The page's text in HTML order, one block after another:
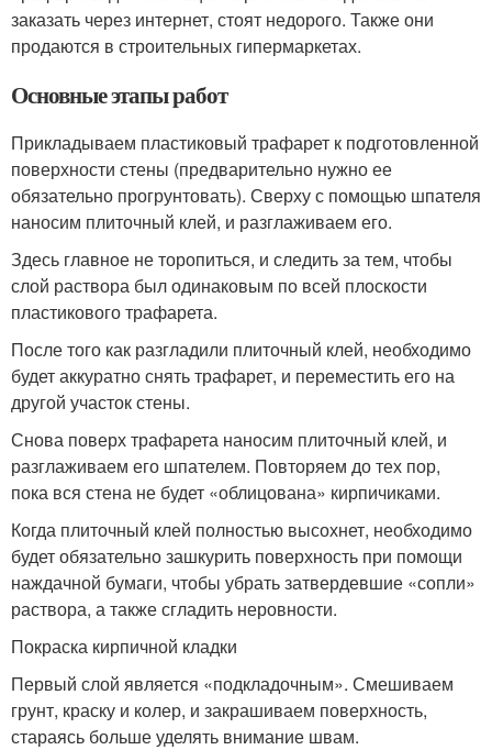
заказать через интернет, стоят недорого. Также они
продаются в строительных гипермаркетах.
Основные этапы работ
Прикладываем пластиковый трафарет к подготовленной
поверхности стены (предварительно нужно ее
обязательно прогрунтовать). Сверху с помощью шпателя
наносим плиточный клей, и разглаживаем его.
Здесь главное не торопиться, и следить за тем, чтобы
слой раствора был одинаковым по всей плоскости
пластикового трафарета.
После того как разгладили плиточный клей, необходимо
будет аккуратно снять трафарет, и переместить его на
другой участок стены.
Снова поверх трафарета наносим плиточный клей, и
разглаживаем его шпателем. Повторяем до тех пор,
пока вся стена не будет «облицована» кирпичиками.
Когда плиточный клей полностью высохнет, необходимо
будет обязательно зашкурить поверхность при помощи
наждачной бумаги, чтобы убрать затвердевшие «сопли»
раствора, а также сгладить неровности.
Покраска кирпичной кладки
Первый слой является «подкладочным». Смешиваем
грунт, краску и колер, и закрашиваем поверхность,
стараясь больше уделять внимание швам.